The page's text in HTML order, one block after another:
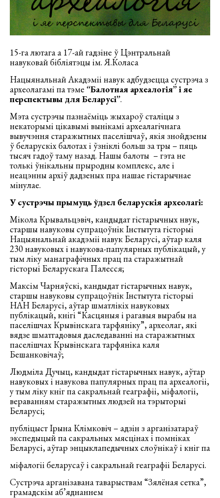
15-га лютага а 17-ай гадзіне ў Цэнтральнай
навуковай бібліятэцы ім. Я.Коласа
Нацыянальнай Акадэміі навук адбудзецца сустрэча з
археолагамі па тэме “Балотная археалогія” і яе
перспектывы для Беларусі”.
Мэта сустрэчы пазнаёміць жыхароў сталіцы з
некаторымі цікавымі вынікамі археалагічнага
вывучэння старажытных паселішчаў, якія знойдзены
ў беларускіх балотах і ўзніклі больш за тры – пяць
тысяч гадоў таму назад. Нашы балоты – гэта не
толькі ўнікальны прыродны комплекс, але і
неацэнны архіў дадзеных пра нашае гістарычнае
мінулае.
У сустрэчы прымуць ўдзел беларускія археолагі:
Мікола Крывальцэвіч, кандыдат гістарычных нвук,
старшы навуковы супрацоўнік Інстытута гісторыі
Нацыянальнай акадэміі навук Беларусі, аўтар каля
230 навуковых і навукова-папулярных публікацый, у
тым ліку манаграфічных прац па старажытнай
гісторыі Беларускага Палесся;
Максім Чарняўскі, кандыдат гістарычных навук,
старшы навуковы супрацоўнік Інстытута гісторыі
НАН Беларусі, аўтар шматлікіх навуковых
публікацый, кнігі “Касцяныя і рагавыя вырабы на
паселішчах Крывінскага тарфяніку”, археолаг, які
вядзе шматгадовыя даследаванні на старажытных
паселішчах Крывінскага тарфяніка каля
Бешанковічаў;
Людміла Дучыц, кандыдат гістарычных навук, аўтар
навуковых і навукова папулярных прац па археалогіі,
у тым ліку кніг па сакральнай геаграфіі, міфалогіі,
вераванням старажытных людзей на тэрыторыі
Беларусі;
публіцыст Ірына Клімковіч – адзін з арганізатараў
экспедыцый па сакральных мясцінах і помніках
Беларусі, аўтар энцыклапедычных слоўнікаў і кніг па
міфалогіі беларусаў і сакральнай геаграфіі Беларусі.
Сустрэча арганізавана таварыствам “Зялёная сетка”,
грамадскім аб’яднаннем